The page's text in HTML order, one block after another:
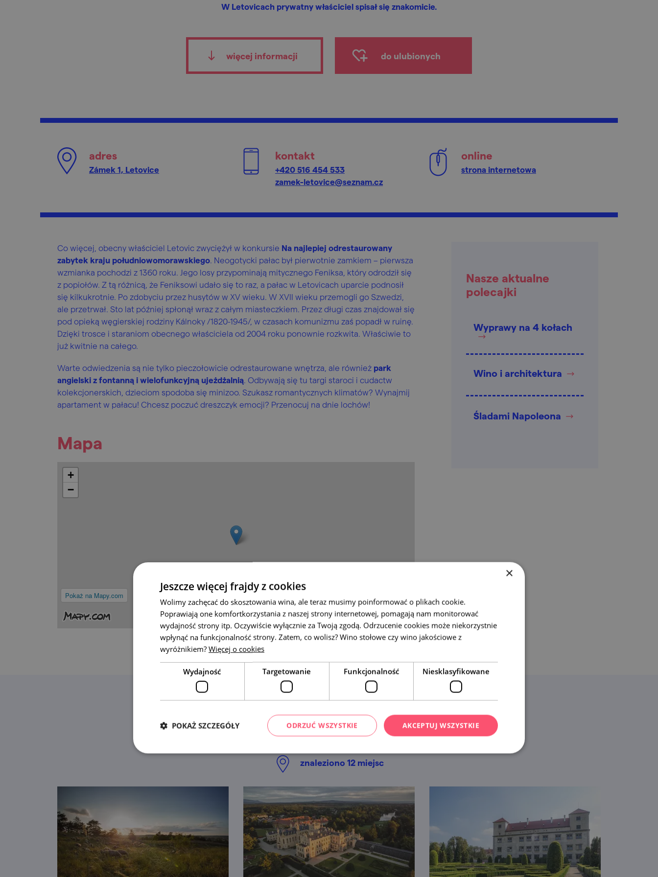
W Letovicach prywatny właściciel spisał się znakomicie.
więcej informacji do ulubionych
adres
Zámek 1, Letovice
kontakt
+420 516 454 533
zamek-letovice@seznam.cz
online
strona internetowa
Co więcej, obecny właściciel Letovic zwyciężył w konkursie Na najlepiej odrestaurowany
zabytek kraju południowomorawskiego. Neogotycki pałac był pierwotnie zamkiem – pierwsza
wzmianka pochodzi z 1360 roku. Jego losy przypominają mitycznego Feniksa, który odrodził się
z popiołów. Z tą różnicą, że Feniksowi udało się to raz, a pałac w Letovicach uparcie podnosił
się kilkukrotnie. Po zdobyciu przez husytów w XV wieku. W XVII wieku przemogli go Szwedzi,
ale przetrwał. Sto lat później spłonął wraz z całym miasteczkiem. Przez długi czas znajdował się
pod opieką węgierskiej rodziny Kálnoky /1820-1945/, w czasach komunizmu zaś popadł w ruinę.
Dzięki trosce i staraniom obecnego właściciela od 2004 roku ponownie rozkwita. Właściwie to
już kwitnie na całego.
Warte odwiedzenia są nie tylko pieczołowicie odrestaurowane wnętrza, ale również park
angielski z fontanną i wielofunkcyjną ujeżdżalnią. Odbywają się tu targi staroci i cudactw
kolekcjonerskich, dzieciom spodoba się minizoo. Szukasz romantycznych klimatów? Wynajmij
apartament w pałacu! Chcesz poczuć dreszczyk emocji? Przenocuj na dnie lochów!
Mapa
Pokaż na Mapy.com
+
−
Leaflet|© Seznam.cz a.s. a další
Nasze aktualne
polecajki
Wyprawy na 4 kołach
Wino i architektura
Śladami Napoleona
A tutaj już byłeś?
Znaleźliśmy więcej miejsc, które mogłyby Ci się spodobać. Sprawdź jakie.
znaleziono 12 miejsc
×
Jeszcze więcej frajdy z cookies
Wolimy zachęcać do skosztowania wina, ale teraz musimy poinformować o plikach cookie.
Poprawiają one komfortkorzystania z naszej strony internetowej, pomagają nam monitorować
wydajność strony itp. Oczywiście wyłącznie za Twoją zgodą. Odrzucenie cookies może niekorzystnie
wpłynąć na funkcjonalność strony. Zatem, co wolisz? Wino stołowe czy wino jakościowe z
wyróżnikiem? Więcej o cookies
Wydajność Targetowanie Funkcjonalność Niesklasyfikowane
AKCEPTUJ WSZYSTKIE
ODRZUĆ WSZYSTKIE
POKAŻ SZCZEGÓŁY